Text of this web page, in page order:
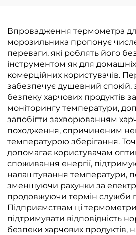
Впровадження термометра
морозильника пропонує
переваги, які роблять його
інструментом як для домашніх,
комерційних користувачів.
забезпечує душевний
безпеку харчових продуктів
моніторингу температури,
запобігти захворюванням
походження, спричиненим
температурою зберігання.
допомагає користувачам
споживання енергії,
налаштування температури,
зменшуючи рахунки за
продовжуючи термін служби
Підприємствам ці
підтримувати відповідність
безпеки харчових продуктів,